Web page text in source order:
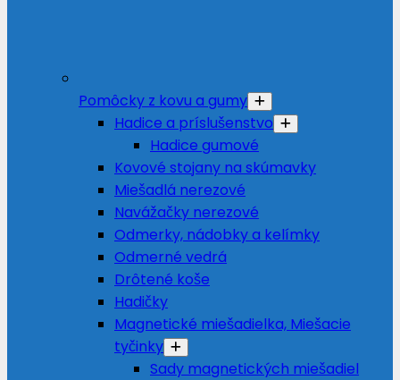
Pomôcky z kovu a gumy
Hadice a príslušenstvo
Hadice gumové
Kovové stojany na skúmavky
Miešadlá nerezové
Navážačky nerezové
Odmerky, nádobky a kelímky
Odmerné vedrá
Drôtené koše
Hadičky
Magnetické miešadielka, Miešacie
tyčinky
Sady magnetických miešadiel